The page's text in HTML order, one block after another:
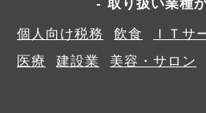
取り扱い業種
個人向け税務
飲食 ＩＴサ
医療
建設業 美容・サロン